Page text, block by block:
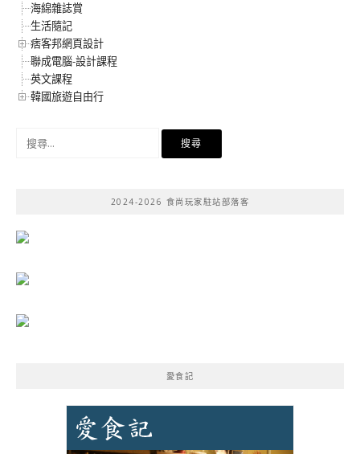
海綿雜誌賞
生活隨記
痞客邦網頁設計
聯成電腦-設計課程
英文課程
韓國旅遊自由行
2024-2026 食尚玩家駐站部落客
愛食記